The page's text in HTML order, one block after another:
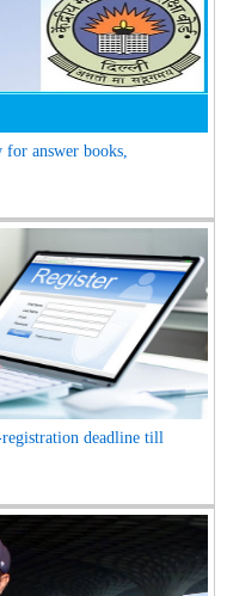
for answer books,
deadline till